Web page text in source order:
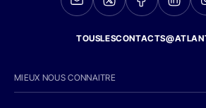
MIEUX NOUS CONNAITRE